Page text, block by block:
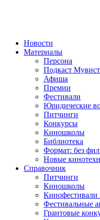
Новости
Материалы
Персона
Подкаст
Афиша
Премии
Фестивали
Юридические
Питчинги
Конкурсы
Киношколы
Библиотека
Формат: без
Новые
Справочник
Питчинги
Киношколы
Кинофестивали
Фестивальные
Грантовые